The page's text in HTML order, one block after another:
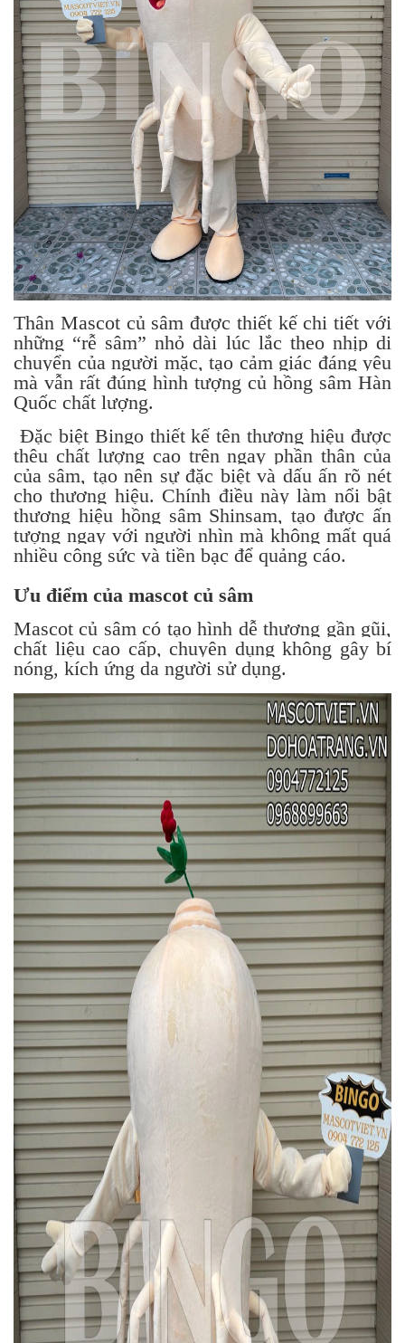
Thân Mascot củ sâm được thiết kế chi tiết với
những “rễ sâm” nhỏ dài lúc lắc theo nhịp di
chuyển của người mặc, tạo cảm giác đáng yêu
mà vẫn rất đúng hình tượng củ hồng sâm Hàn
Quốc chất lượng.
Đặc biệt Bingo thiết kế tên thương hiệu được
thêu chất lượng cao trên ngay phần thân của
của sâm, tạo nên sự đặc biệt và dấu ấn rõ nét
cho thương hiệu. Chính điều này làm nổi bật
thương hiệu hồng sâm Shinsam, tạo được ấn
tượng ngay với người nhìn mà không mất quá
nhiều công sức và tiền bạc để quảng cáo.
Ưu điểm của mascot củ sâm
Mascot củ sâm có tạo hình dễ thương gần gũi,
chất liệu cao cấp, chuyên dụng không gây bí
nóng, kích ứng da người sử dụng.